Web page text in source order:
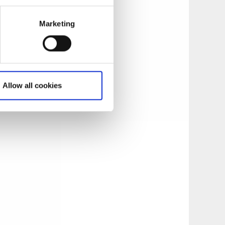
Marketing
Allow all cookies
som passar
att ladda ner
och cykling.
gym finns också